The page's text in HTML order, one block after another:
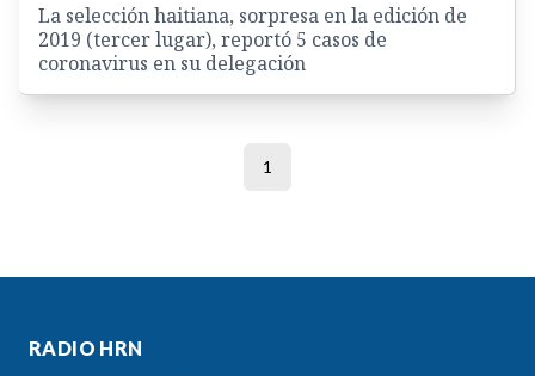
La selección haitiana, sorpresa en la edición de
2019 (tercer lugar), reportó 5 casos de
coronavirus en su delegación
1
RADIO HRN